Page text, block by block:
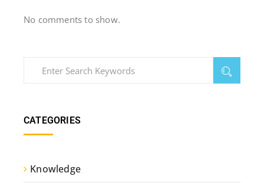
No comments to show.
CATEGORIES
Knowledge